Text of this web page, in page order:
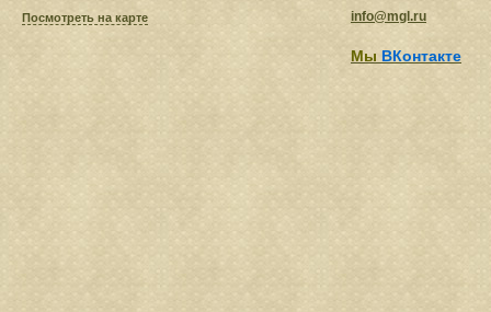
Посмотреть на карте info@mgl.ru
Мы ВКонтакте